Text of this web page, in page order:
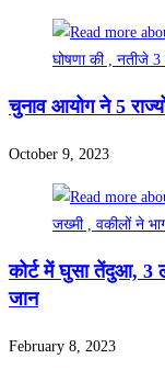
चुनाव आयोग ने 5
October 9, 2023
कोर्ट में घुसा तेंदुआ, 3
जान
February 8, 2023